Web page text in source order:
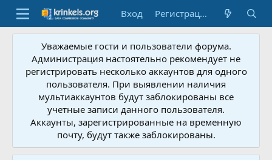
Вход Регистрация
Уважаемые гости и пользователи форума.
Администрация настоятельно рекомендует не
регистрировать несколько аккаунтов для одного
пользователя. При выявлении наличия
мультиаккаунтов будут заблокированы все
учетные записи данного пользователя.
Аккаунты, зарегистрированные на временную
почту, будут также заблокированы.